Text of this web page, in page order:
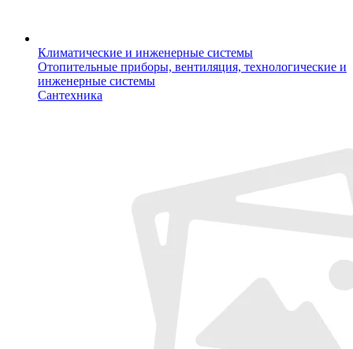
Климатические и инженерные системы
Отопительные приборы, вентиляция, технологические и
инженерные системы
Сантехника